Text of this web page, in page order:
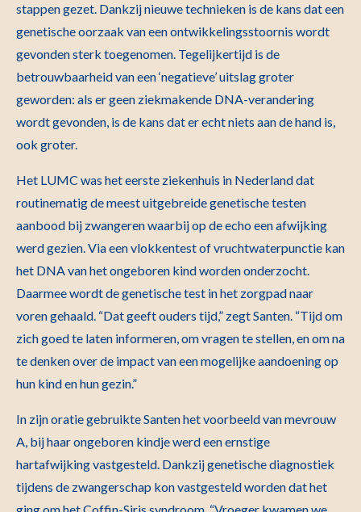
stappen gezet. Dankzij nieuwe technieken is de kans dat een
genetische oorzaak van een ontwikkelingsstoornis wordt
gevonden sterk toegenomen. Tegelijkertijd is de
betrouwbaarheid van een ‘negatieve’ uitslag groter
geworden: als er geen ziekmakende DNA-verandering
wordt gevonden, is de kans dat er echt niets aan de hand is,
ook groter.
Het LUMC was het eerste ziekenhuis in Nederland dat
routinematig de meest uitgebreide genetische testen
aanbood bij zwangeren waarbij op de echo een afwijking
werd gezien. Via een vlokkentest of vruchtwaterpunctie kan
het DNA van het ongeboren kind worden onderzocht.
Daarmee wordt de genetische test in het zorgpad naar
voren gehaald. “Dat geeft ouders tijd,” zegt Santen. “Tijd om
zich goed te laten informeren, om vragen te stellen, en om na
te denken over de impact van een mogelijke aandoening op
hun kind en hun gezin.”
In zijn oratie gebruikte Santen het voorbeeld van mevrouw
A, bij haar ongeboren kindje werd een ernstige
hartafwijking vastgesteld. Dankzij genetische diagnostiek
tijdens de zwangerschap kon vastgesteld worden dat het